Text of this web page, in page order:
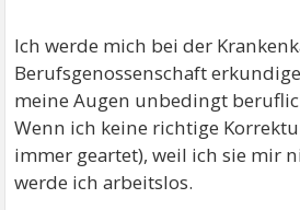
Ich werde mich bei der
Berufsgenossenschaft
meine Augen unbedingt
Wenn ich keine richtige
immer geartet), weil ich sie mir
werde ich arbeitslos.